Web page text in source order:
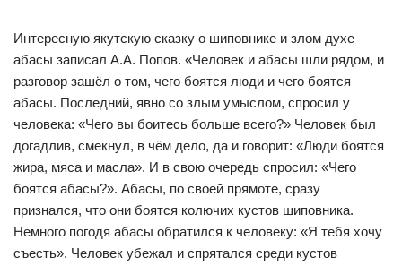
Интересную якутскую сказку о шиповнике и злом духе
абасы записал А.А. Попов. «Человек и абасы шли рядом, и
разговор зашёл о том, чего боятся люди и чего боятся
абасы. Последний, явно со злым умыслом, спросил у
человека: «Чего вы боитесь больше всего?» Человек был
догадлив, смекнул, в чём дело, да и говорит: «Люди боятся
жира, мяса и масла». И в свою очередь спросил: «Чего
боятся абасы?». Абасы, по своей прямоте, сразу
признался, что они боятся колючих кустов шиповника.
Немного погодя абасы обратился к человеку: «Я тебя хочу
съесть». Человек убежал и спрятался среди кустов